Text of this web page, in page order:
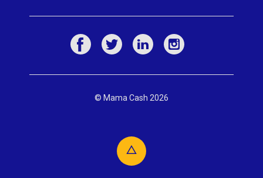
© Mama Cash 2026